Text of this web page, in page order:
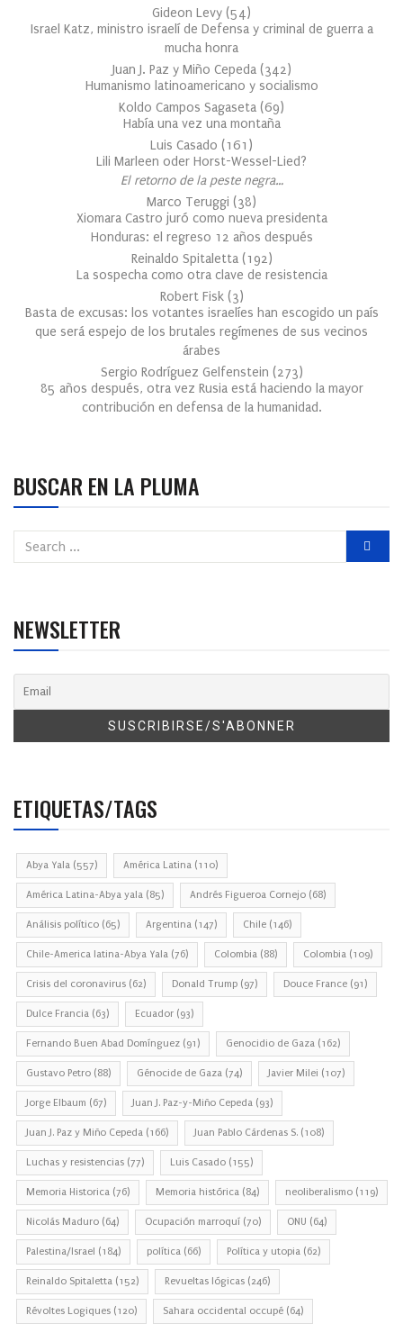
Gideon Levy (54)
Israel Katz, ministro israelí de Defensa y criminal de guerra a
mucha honra
Juan J. Paz y Miño Cepeda (342)
Humanismo latinoamericano y socialismo
Koldo Campos Sagaseta (69)
Había una vez una montaña
Luis Casado (161 )
Lili Marleen oder Horst-Wessel-Lied?
El retorno de la peste negra…
Marco Teruggi (38)
Xiomara Castro juró como nueva presidenta
Honduras: el regreso 12 años después
Reinaldo Spitaletta (192)
La sospecha como otra clave de resistencia
Robert Fisk (3)
Basta de excusas: los votantes israelíes han escogido un país
que será espejo de los brutales regímenes de sus vecinos
árabes
Sergio Rodríguez Gelfenstein (273)
85 años después, otra vez Rusia está haciendo la mayor
contribución en defensa de la humanidad.
BUSCAR EN LA PLUMA
NEWSLETTER
ETIQUETAS/TAGS
Abya Yala (557) América Latina (110)
América Latina-Abya yala (85) Andrés Figueroa Cornejo (68)
Análisis político (65) Argentina (147) Chile (146)
Chile-America latina-Abya Yala (76) Colombia (88) Colombia (109)
Crisis del coronavirus (62) Donald Trump (97) Douce France (91)
Dulce Francia (63) Ecuador (93)
Fernando Buen Abad Domínguez (91) Genocidio de Gaza (162)
Gustavo Petro (88) Génocide de Gaza (74) Javier Milei (107)
Jorge Elbaum (67) Juan J. Paz-y-Miño Cepeda (93)
Juan J. Paz y Miño Cepeda (166) Juan Pablo Cárdenas S. (108)
Luchas y resistencias (77) Luis Casado (155)
Memoria Historica (76) Memoria histórica (84) neoliberalismo (119)
Nicolás Maduro (64) Ocupación marroquí (70) ONU (64)
Palestina/Israel (184) política (66) Política y utopia (62)
Reinaldo Spitaletta (152) Revueltas lógicas (246)
Révoltes Logiques (120) Sahara occidental occupé (64)